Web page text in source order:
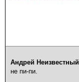
Андрей Неизвестный
не пи-пи.